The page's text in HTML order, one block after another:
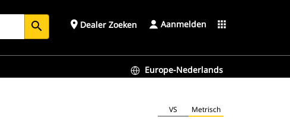
search place Dealer Zoeken Aanmelden apps
Europe-Nederlands
VS Metrisch